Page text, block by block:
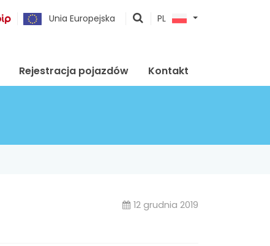
Unia Europejska
pokaż
PL
Rejestracja pojazdów Kontakt
12 grudnia 2019